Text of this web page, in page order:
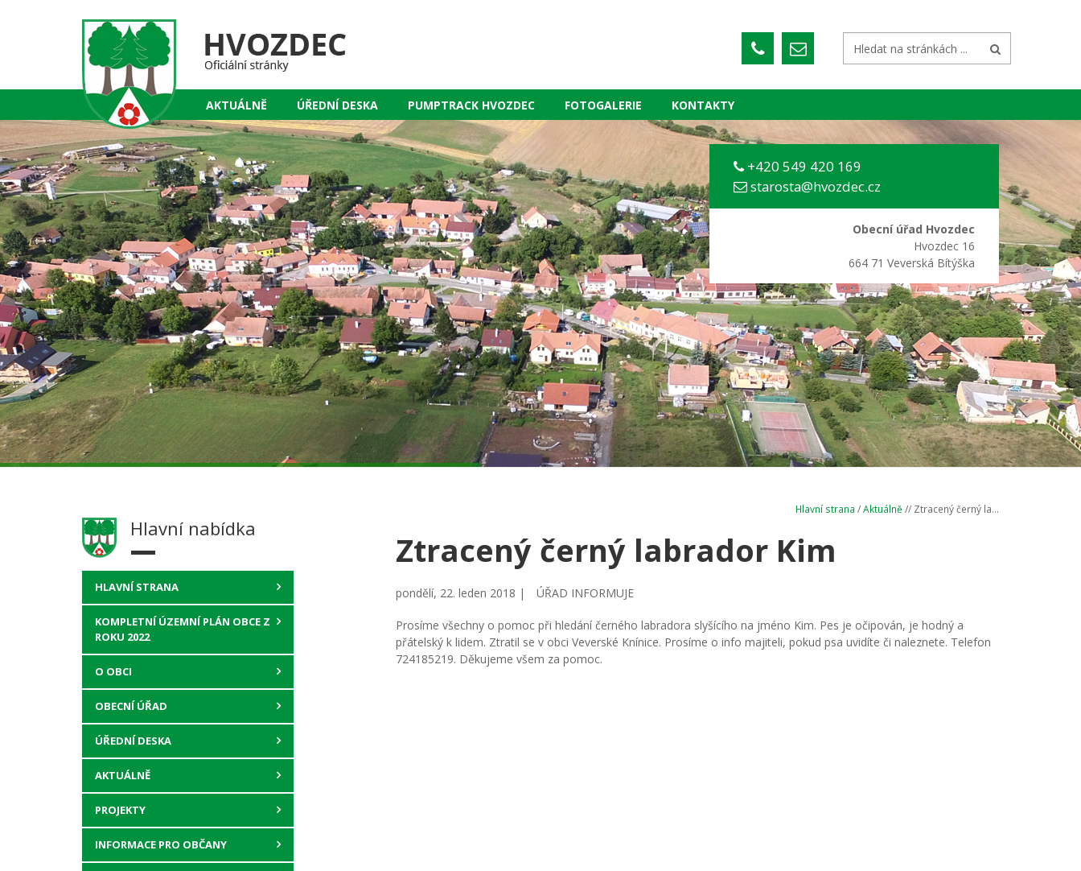
AKTUÁLNĚ ÚŘEDNÍ DESKA PUMPTRACK HVOZDEC FOTOGALERIE KONTAKTY
+420 549 420 169
starosta@hvozdec.cz
Obecní úřad Hvozdec
Hvozdec 16
664 71 Veverská Bítýška
Hlavní nabídka
HLAVNÍ STRANA
KOMPLETNÍ ÚZEMNÍ PLÁN OBCE Z
ROKU 2022
O OBCI
OBECNÍ ÚŘAD
ÚŘEDNÍ DESKA
AKTUÁLNĚ
PROJEKTY
INFORMACE PRO OBČANY
Hlavní strana /Aktuálně // Ztracený černý la...
Ztracený černý labrador Kim
pondělí, 22. leden 2018 | ÚŘAD INFORMUJE
Prosíme všechny o pomoc při hledání černého labradora slyšícího na jméno Kim. Pes je očipován, je hodný a
přátelský k lidem. Ztratil se v obci Veverské Knínice. Prosíme o info majiteli, pokud psa uvidíte či naleznete. Telefon
724185219. Děkujeme všem za pomoc.